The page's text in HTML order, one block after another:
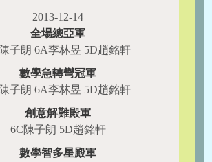
2013-12-14
全場總亞軍
子朗 6A李林昱 5D趙銘軒
數學急轉彎冠軍
子朗 6A李林昱 5D趙銘軒
創意解難殿軍
6C陳子朗 5D趙銘軒
數學智多星殿軍